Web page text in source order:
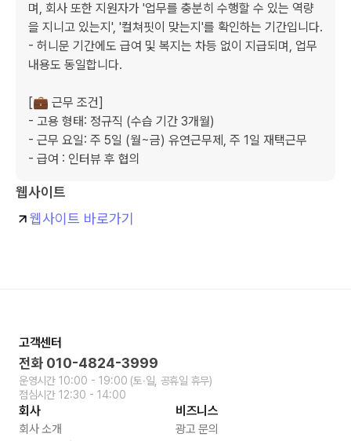
며, 회사 또한 지원자가 '업무를 충분히 수행할 수 있는 역량
을 지니고 있는지', '컬쳐핏이 맞는지'를 확인하는 기간입니다.
- 허니문 기간에도 급여 및 복지는 차등 없이 지급되며, 업무
내용도 동일합니다.
[💼 근무 조건]
- 고용 형태: 정규직 (수습 기간 3개월)
- 근무 요일: 주 5일 (월~금) 유연근무제, 주 1일 재택근무
- 급여 : 인터뷰 후 협의
웹사이트
웹사이트 바로가기
고객센터
전화 010-4824-3999
운영시간 10:00 - 19:00 (토∙일, 공휴일 휴무)
점심시간 12:30 - 14:00
회사
회사 소개
비즈니스
광고 문의